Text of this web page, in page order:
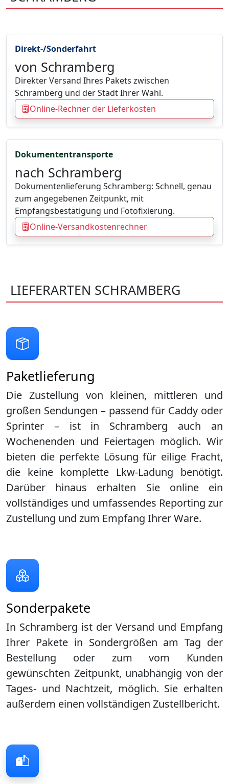
Direkt-/Sonderfahrt
von Schramberg
Direkter Versand Ihres Pakets zwischen
Schramberg und der Stadt Ihrer Wahl.
Online-Rechner der Lieferkosten
Dokumententransporte
nach Schramberg
Dokumentenlieferung Schramberg: Schnell, genau
zum angegebenen Zeitpunkt, mit
Empfangsbestätigung und Fotofixierung.
Online-Versandkostenrechner
LIEFERARTEN SCHRAMBERG
Paketlieferung
Die Zustellung von kleinen, mittleren und
großen Sendungen – passend für Caddy oder
Sprinter – ist in Schramberg auch an
Wochenenden und Feiertagen möglich. Wir
bieten die perfekte Lösung für eilige Fracht,
die keine komplette Lkw-Ladung benötigt.
Darüber hinaus erhalten Sie online ein
vollständiges und umfassendes Reporting zur
Zustellung und zum Empfang Ihrer Ware.
Sonderpakete
In Schramberg ist der Versand und Empfang
Ihrer Pakete in Sondergrößen am Tag der
Bestellung oder zum vom Kunden
gewünschten Zeitpunkt, unabhängig von der
Tages- und Nachtzeit, möglich. Sie erhalten
außerdem einen vollständigen Zustellbericht.